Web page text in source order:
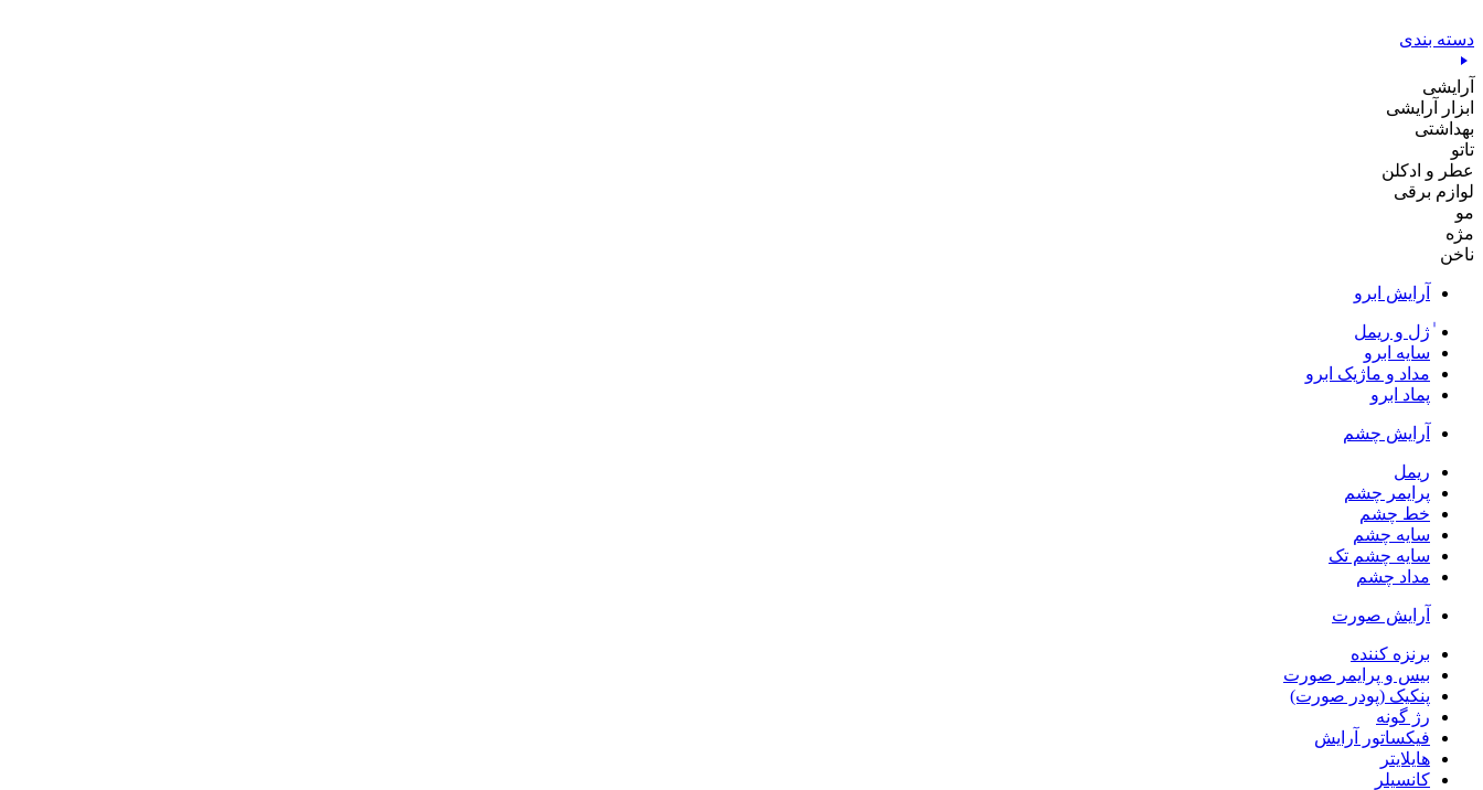
به
محتوا
دسته بندی
آرایشی
ابزار آرایشی
بهداشتی
تاتو
عطر و ادکلن
لوازم برقی
مو
مژه
ناخن
آرایش ابرو
ٰژل و ریمل
سایه ابرو
مداد و ماژیک ابرو
پماد ابرو
آرایش چشم
ریمل
پرایمر چشم
خط چشم
سایه چشم
سایه چشم تک
مداد چشم
آرایش صورت
برنزه کننده
بیس و پرایمر صورت
پنکیک (پودر صورت)
رژ گونه
فیکساتور آرایش
هایلایتر
کانسیلر